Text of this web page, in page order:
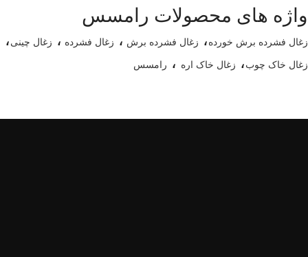
واژه های محصولات رامسس
زغال فشرده برش خورده ، زغال فشرده برش ، زغال فشرده ، زغال چینی ،
زغال خاک چوب ، زغال خاک اره ، رامسس